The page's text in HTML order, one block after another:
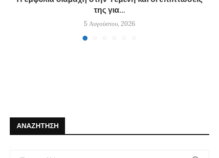
της για...
5 Αυγούστου, 2026
ΑΝΑΖΉΤΗΣΗ